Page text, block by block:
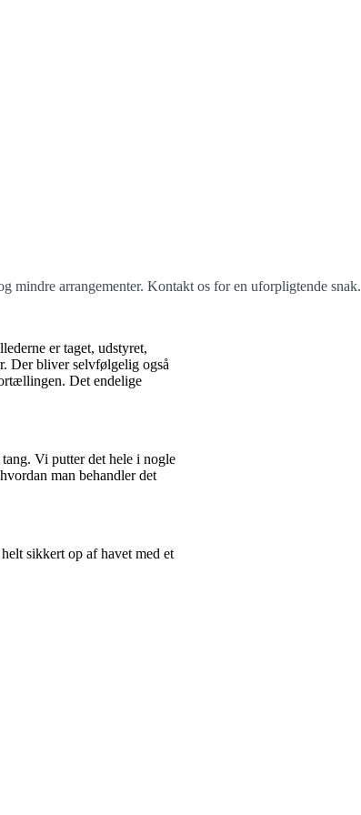
arrangementer. Kontakt os for en uforpligtende snak.
er taget, udstyret,
Der bliver selvfølgelig også
Det endelige
Vi putter det hele i nogle
man behandler det
sikkert op af havet med et